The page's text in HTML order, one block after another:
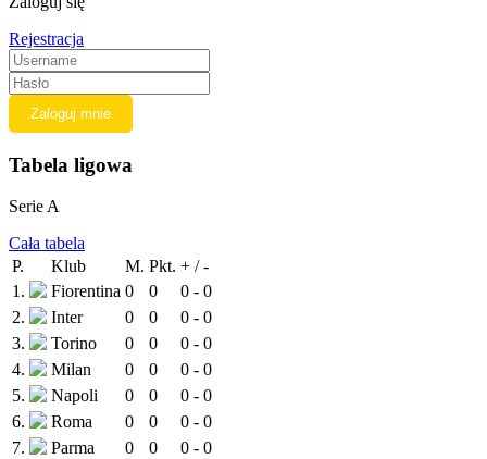
Rejestracja
Tabela ligowa
Serie A
Cała tabela
P.
Klub M. Pkt. + / -
1.
Fiorentina 0 0
0 - 0
2.
Inter 0 0
0 - 0
3.
Torino 0 0
0 - 0
4.
Milan 0 0
0 - 0
5.
Napoli 0 0
0 - 0
6.
Roma 0 0
0 - 0
7.
Parma 0 0 0 - 0